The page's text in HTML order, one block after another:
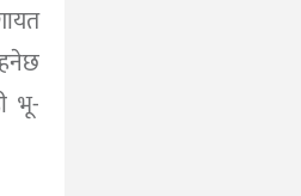
भू-